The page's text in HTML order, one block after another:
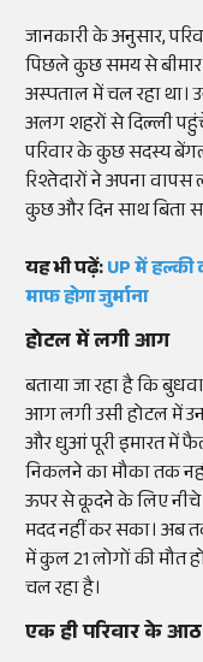
जानकारी के अनुसार,
पिछले कुछ समय से
अस्पताल में चल रहा
अलग शहरों से दिल्ली
परिवार के कुछ सदस्य
रिश्तेदारों ने अपना
कुछ और दिन साथ बिता
यह भी पढ़ें:UP में हल्की
माफ होगा जुर्माना
होटल में लगी आग
बताया जा रहा है कि
आग लगी उसी होटल में
और धुआं पूरी इमारत में
निकलने का मौका तक
ऊपर से कूदने के लिए नीचे
मदद नहीं कर सका। अब
में कुल 21 लोगों की मौत
चल रहा है।
एक ही परिवार के